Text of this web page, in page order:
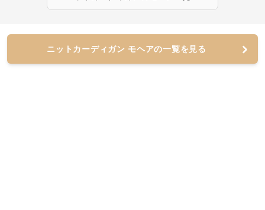
ニットカーディガン モヘアの一覧を見る